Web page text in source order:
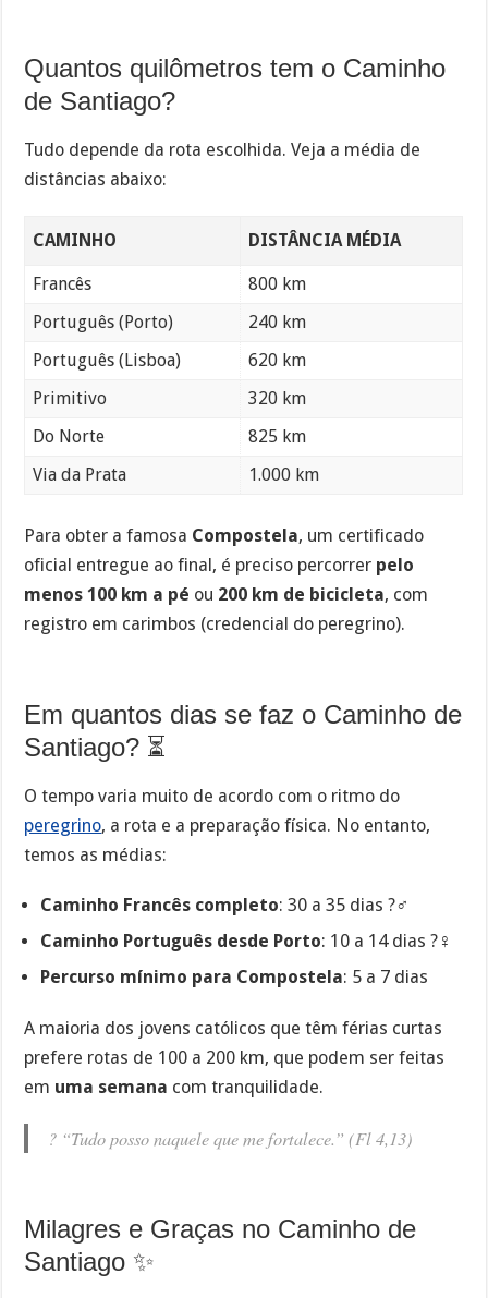
Quantos quilômetros tem o Caminho
de Santiago?
Tudo depende da rota escolhida. Veja a média de
distâncias abaixo:
CAMINHO DISTÂNCIA MÉDIA
Francês
800 km
Português (Porto)
240 km
Português (Lisboa)
620 km
Primitivo
320 km
Do Norte
825 km
Via da Prata
1.000 km
Para obter a famosa Compostela, um certificado
oficial entregue ao final, é preciso percorrer pelo
menos 100 km a pé ou 200 km de bicicleta, com
registro em carimbos (credencial do peregrino).
Em quantos dias se faz o Caminho de
Santiago? ⏳
O tempo varia muito de acordo com o ritmo do
peregrino, a rota e a preparação física. No entanto,
temos as médias:
Caminho Francês completo: 30 a 35 dias ?‍♂️
Caminho Português desde Porto: 10 a 14 dias ?‍♀️
Percurso mínimo para Compostela: 5 a 7 dias
A maioria dos jovens católicos que têm férias curtas
prefere rotas de 100 a 200 km, que podem ser feitas
em uma semana com tranquilidade.
? “Tudo posso naquele que me fortalece.” (Fl 4,13)
Milagres e Graças no Caminho de
Santiago ✨